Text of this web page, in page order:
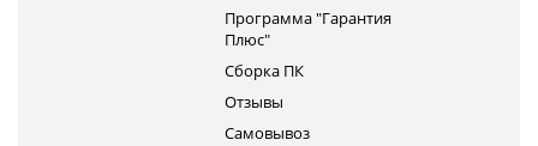
Программа "Гарантия
Плюс"
Сборка ПК
Отзывы
Самовывоз